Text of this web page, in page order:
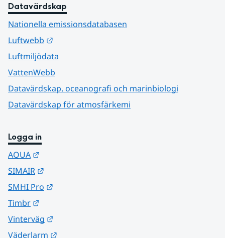
Datavärdskap
Nationella emissionsdatabasen
Luftwebb
Luftmiljödata
VattenWebb
Datavärdskap, oceanografi och marinbiologi
Datavärdskap för atmosfärkemi
Logga in
AQUA
SIMAIR
SMHI Pro
Timbr
Vinterväg
Väderlarm